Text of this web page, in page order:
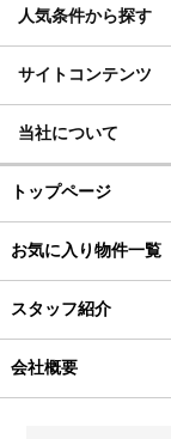
人気条件から探す
サイトコンテンツ
当社について
トップページ
お気に入り物件一覧
スタッフ紹介
会社概要